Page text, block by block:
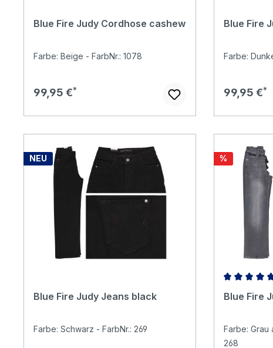
Blue Fire Judy Cordhose cashew
Farbe: Beige - FarbNr.: 1078
Regulärer Preis:
99,95 €
Blue Fire
Farbe:
Regulärer
99,95 €
NEU
Blue Fire Judy Jeans black
Farbe: Schwarz - FarbNr.: 269
Rabatt
%
Blue Fire
Farbe: Grau
268